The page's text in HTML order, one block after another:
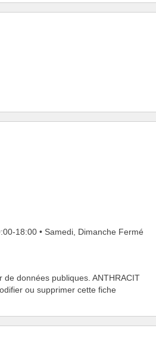
18:00 • Samedi, Dimanche Fermé
données publiques. ANTHRACIT
ou supprimer cette fiche